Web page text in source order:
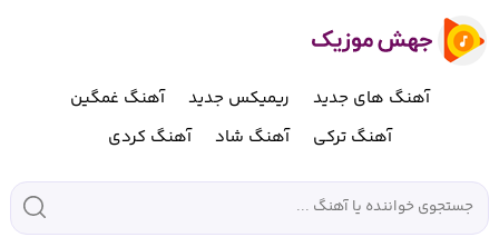
آهنگ های جدید ریمیکس جدید
آهنگ غمگین
آهنگ ترکی
آهنگ شاد آهنگ کردی